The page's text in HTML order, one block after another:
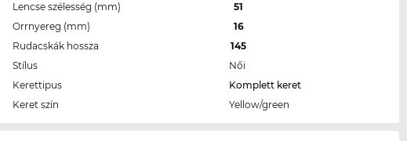
Lencse szélesség (mm)
51
Orrnyereg (mm)
16
Rudacskák hossza
145
Stílus
Női
Kerettipus
Komplett keret
Keret szín
Yellow/green